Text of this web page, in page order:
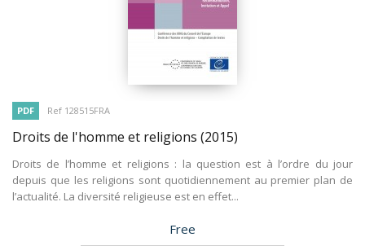
PDF Ref 128515FRA
Droits de l'homme et religions (2015)
Droits de l’homme et religions : la question est à l’ordre du jour
depuis que les religions sont quotidiennement au premier plan de
l’actualité. La diversité religieuse est en effet...
Price
Free